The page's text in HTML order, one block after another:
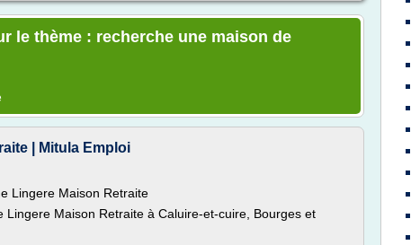
le thème : recherche une maison de
| Mitula Emploi
Lingere Maison Retraite
Lingere Maison Retraite à Caluire-et-cuire, Bourges et